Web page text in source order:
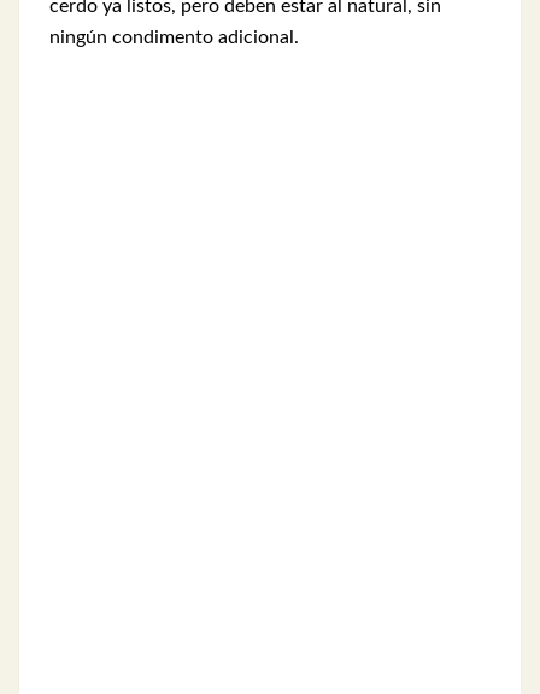
cerdo ya listos, pero deben estar al natural, sin
ningún condimento adicional.